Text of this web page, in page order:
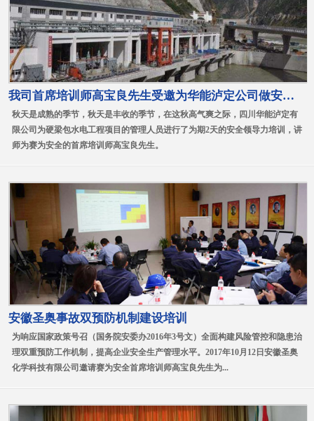
我司首席培训师高宝良先生受邀为华能泸定公司做安全领导力培训
秋天是成熟的季节，秋天是丰收的季节，在这秋高气爽之际，四川华能泸定有
限公司为硬梁包水电工程项目的管理人员进行了为期2天的安全领导力培训，讲
师为赛为安全的首席培训师高宝良先生。
安徽圣奥事故双预防机制建设培训
为响应国家政策号召（国务院安委办2016年3号文）全面构建风险管控和隐患治
理双重预防工作机制，提高企业安全生产管理水平。2017年10月12日安徽圣奥
化学科技有限公司邀请赛为安全首席培训师高宝良先生为...